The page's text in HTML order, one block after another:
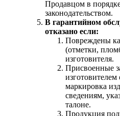
Продавцом в
законодательством.
В гарантийном
отказано если:
Повреждены
(отметки,
изготовителя.
Присвоенные
маркировка
сведениям,
талоне.
Продукция